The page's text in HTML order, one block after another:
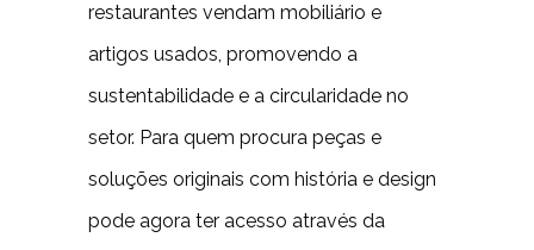
restaurantes vendam mobiliário e
artigos usados, promovendo a
sustentabilidade e a circularidade no
setor. Para quem procura peças e
soluções originais com história e design
pode agora ter acesso através da